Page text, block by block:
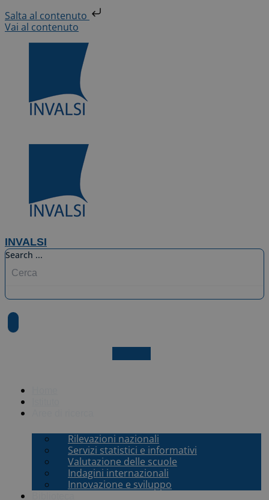
Salta al contenuto
Vai al contenuto
INVALSI
Search ...
Rilevazioni nazionali
Servizi statistici e informativi
Valutazione delle scuole
Indagini internazionali
Innovazione e sviluppo